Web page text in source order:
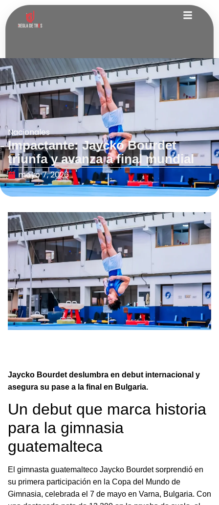
Nacionales
Impactante: Jaycko Bourdet
triunfa y avanza a final mundial
mayo 7, 2026
Jaycko Bourdet deslumbra en debut internacional y
asegura su pase a la final en Bulgaria.
Un debut que marca historia
para la gimnasia
guatemalteca
El gimnasta guatemalteco Jaycko Bourdet sorprendió en
su primera participación en la Copa del Mundo de
Gimnasia, celebrada el 7 de mayo en Varna, Bulgaria. Con